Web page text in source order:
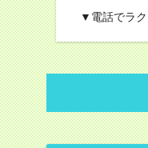
▼電話でラ